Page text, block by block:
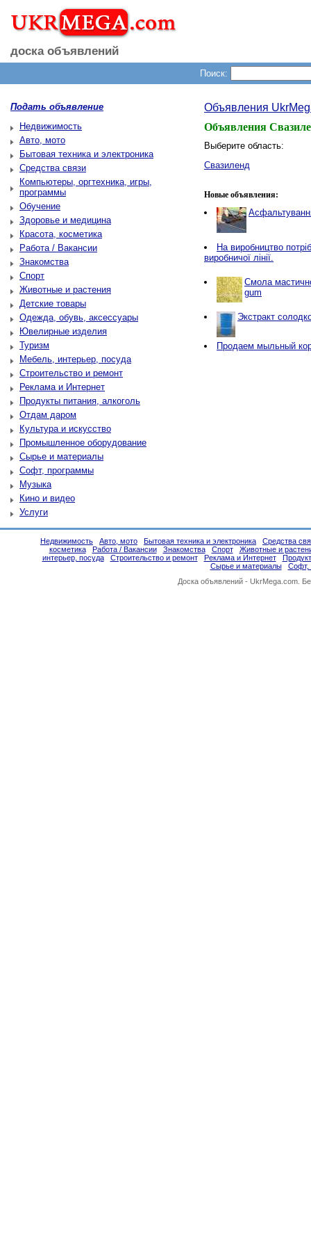
доска объявлений
Поиск:
Подать объявление
Недвижимость
Авто, мото
Бытовая техника и электроника
Средства связи
Компьютеры, оргтехника, игры,
программы
Обучение
Здоровье и медицина
Красота, косметика
Работа / Вакансии
Знакомства
Спорт
Животные и растения
Детские товары
Одежда, обувь, аксессуары
Ювелирные изделия
Туризм
Мебель, интерьер, посуда
Строительство и ремонт
Реклама и Интернет
Продукты питания, алкоголь
Отдам даром
Культура и искусство
Промышленное оборудование
Сырье и материалы
Софт, программы
Музыка
Кино и видео
Услуги
Объявления
Объявления
Выберите область:
Свазиленд
Новые объявления:
Нa виробництво
виробничої лінії.
Смола
gum
Экстракт
Продаем мыльный
Недвижимость Авто, мото Бытовая техника и электроника
Средства
косметика
Работа / Вакансии Знакомства Спорт
Животные и
интерьер, посуда
Строительство и ремонт Реклама и Интернет
Сырье и материалы
Софт,
Доска объявлений - UkrMega.com.